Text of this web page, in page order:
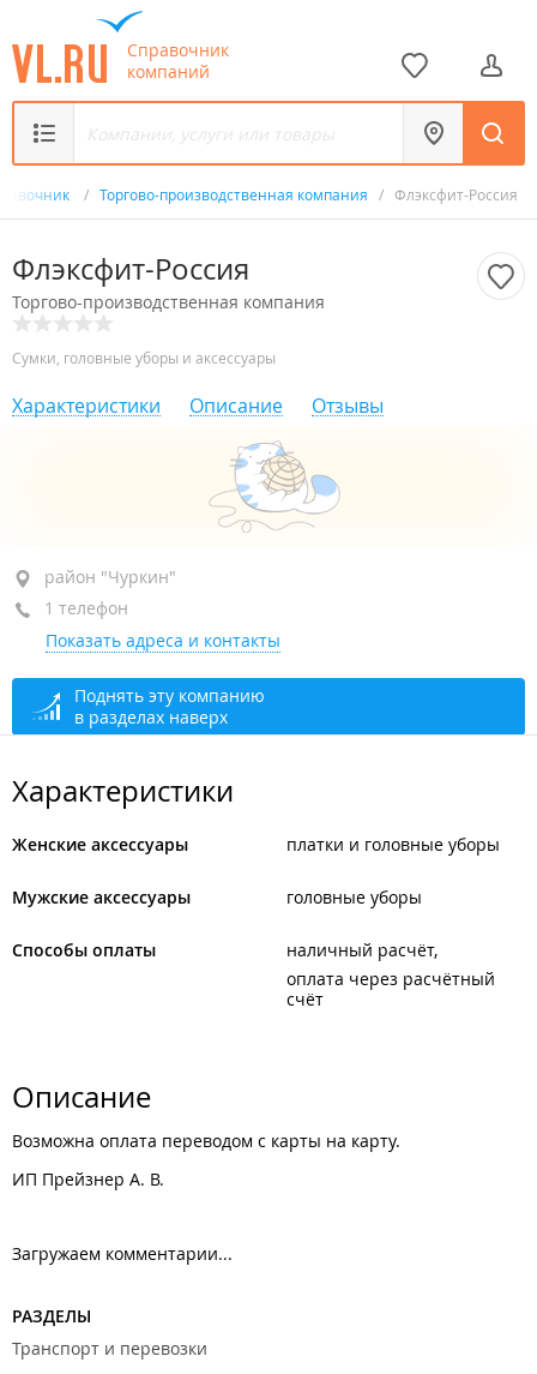
Справочник
компаний
/ Торгово-производственная компания / Флэксфит-Россия
Флэксфит-Россия
Торгово-производственная компания
Сумки, головные уборы и аксессуары
Характеристики Описание Отзывы
район "Чуркин", ул. Калинина, 275В кор. 2
4-й этаж
+7 924 123-80-88
закрыто, откроется в 09:00
район "Чуркин"
1 телефон
Показать адреса и контакты
Поднять эту компанию
в разделах наверх
Характеристики
Женские аксессуары платки и головные уборы
Мужские аксессуары головные уборы
Способы оплаты
наличный расчёт
оплата через расчётный
счёт
Описание
Возможна оплата переводом с карты на карту.
ИП Прейзнер А. В.
Загружаем комментарии...
РАЗДЕЛЫ
Транспорт и перевозки